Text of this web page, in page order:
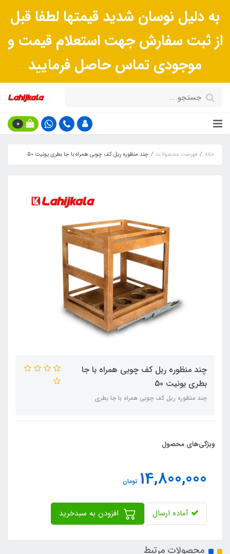
به دلیل نوسان شدید قیمتها لطفا قبل
از ثبت سفارش جهت استعلام قیمت و
موجودی تماس حاصل فرمایید
0
خانه فهرست محصولات چند منظوره ریل کف چوبی همراه با جا بطری یونیت 50
چند منظوره ریل کف چوبی همراه با جا
بطری یونیت 50
چند منظوره ریل کف چوبی همراه با جا بطری
ویژگی‌های محصول
14,800,000 تومان
آماده ارسال
محصولات مرتبط